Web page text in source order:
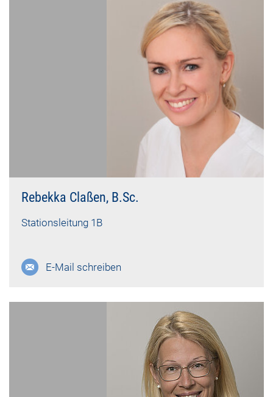
Rebekka Claßen, B.Sc.
Stationsleitung 1B
E-Mail schreiben